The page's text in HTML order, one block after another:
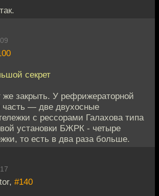
секрет
закрыть. У рефрижераторной
часть — две двухосные
с рессорами Галахова типа
установки БЖРК - четыре
то есть в два раза больше.
#140